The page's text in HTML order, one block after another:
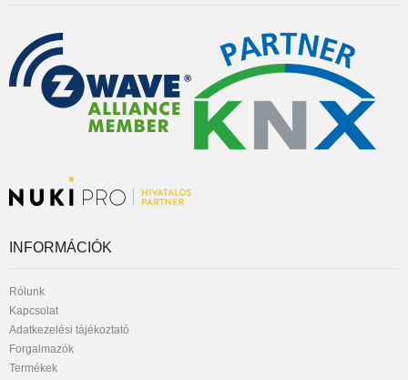
INFORMÁCIÓK
Rólunk
Kapcsolat
Adatkezelési tájékoztató
Forgalmazók
Termékek